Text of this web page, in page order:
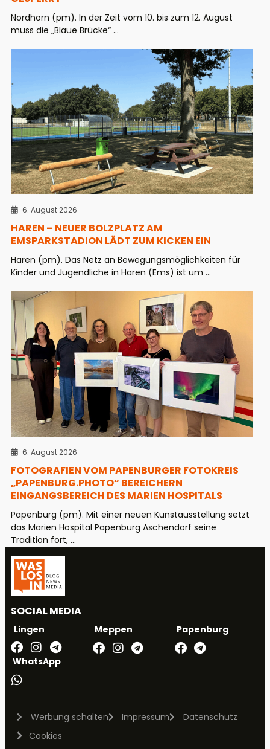
Nordhorn (pm). In der Zeit vom 10. bis zum 12. August
muss die „Blaue Brücke“ ...
6. August 2026
HAREN – NEUER BOLZPLATZ AM
EMSPARKSTADION LÄDT ZUM KICKEN EIN
Haren (pm). Das Netz an Bewegungsmöglichkeiten für
Kinder und Jugendliche in Haren (Ems) ist um ...
6. August 2026
FOTOGRAFIEN VOM PAPENBURGER FOTOKREIS
„PAPENBURG.PHOTO“ BEREICHERN
EINGANGSBEREICH DES MARIEN HOSPITALS
Papenburg (pm). Mit einer neuen Kunstausstellung setzt
das Marien Hospital Papenburg Aschendorf seine
Tradition fort, ...
SOCIAL MEDIA
Lingen Meppen Papenburg
WhatsApp
Werbung schalten Impressum
Datenschutz
Cookies